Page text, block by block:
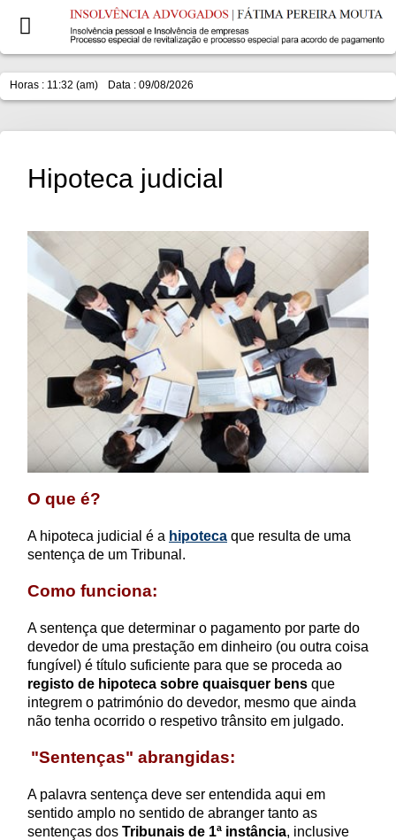
Horas : 11:32 (am) Data : 09/08/2026
Hipoteca judicial
O que é?
A hipoteca judicial é a hipoteca que resulta de uma
sentença de um Tribunal.
Como funciona:
A sentença que determinar o pagamento por parte do
devedor de uma prestação em dinheiro (ou outra coisa
fungível) é título suficiente para que se proceda ao
registo de hipoteca sobre quaisquer bens que
integrem o património do devedor, mesmo que ainda
não tenha ocorrido o respetivo trânsito em julgado.
"Sentenças" abrangidas:
A palavra sentença deve ser entendida aqui em
sentido amplo no sentido de abranger tanto as
sentenças dos Tribunais de 1ª instância, inclusive